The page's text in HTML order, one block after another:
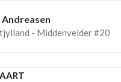
- Middenvelder #20